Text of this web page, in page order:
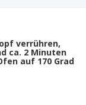
verrühren,
ca. 2 Minuten
auf 170 Grad